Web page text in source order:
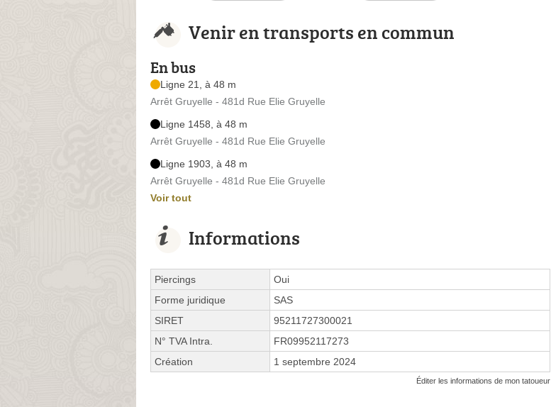
Venir en transports en commun
En bus
Ligne 21, à 48 m
Arrêt Gruyelle - 481d Rue Elie Gruyelle
Ligne 1458, à 48 m
Arrêt Gruyelle - 481d Rue Elie Gruyelle
Ligne 1903, à 48 m
Arrêt Gruyelle - 481d Rue Elie Gruyelle
Voir tout
Informations
Piercings
Oui
Forme juridique
SAS
SIRET
95211727300021
N° TVA Intra.
FR09952117273
Création
1 septembre 2024
Éditer les informations de mon tatoueur